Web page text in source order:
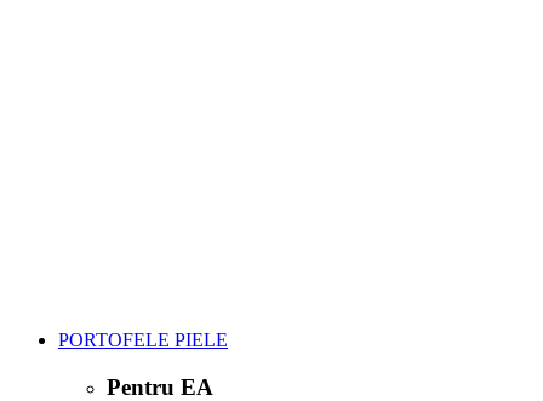
PORTOFELE PIELE
Pentru EA